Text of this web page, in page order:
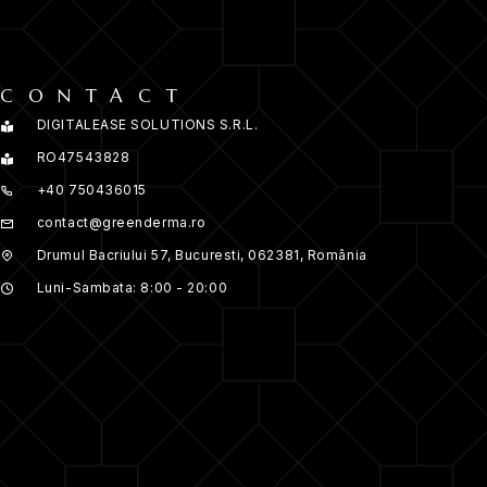
CONTACT
DIGITALEASE SOLUTIONS S.R.L.
RO47543828
+40 750436015
contact@greenderma.ro
Drumul Bacriului 57, Bucuresti, 062381, România
Luni-Sambata: 8:00 - 20:00